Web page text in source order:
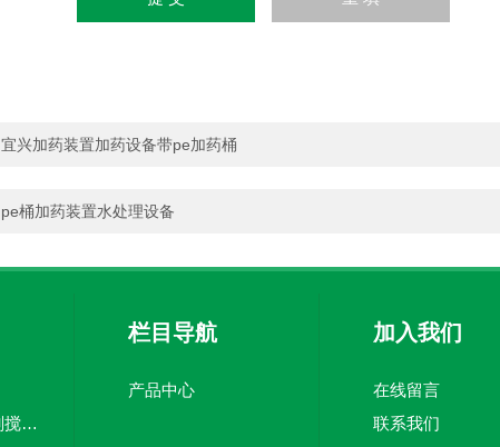
宜兴加药装置加药设备带pe加药桶
pe桶加药装置水处理设备
5吨pe加药箱絮凝剂搅拌桶溶盐箱计量桶
栏目导航
产品中心
加入我们
在线留言
联系我们